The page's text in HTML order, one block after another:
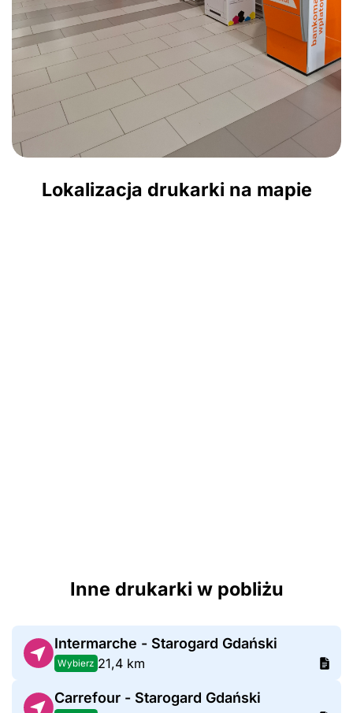
Lokalizacja drukarki na mapie
Inne drukarki w pobliżu
Intermarche - Starogard Gdański
Wybierz 21,4 km
Carrefour - Starogard Gdański